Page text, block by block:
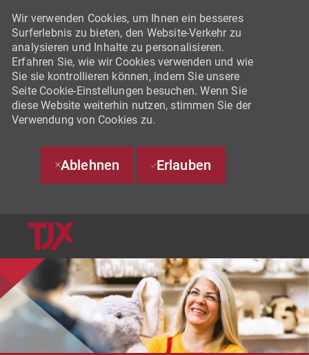
Wir verwenden Cookies, um Ihnen ein besseres
Surferlebnis zu bieten, den Website-Verkehr zu
analysieren und Inhalte zu personalisieren.
Erfahren Sie, wie wir Cookies verwenden und wie
Sie sie kontrollieren können, indem Sie unsere
Seite Cookie-Einstellungen besuchen. Wenn Sie
diese Website weiterhin nutzen, stimmen Sie der
Verwendung von Cookies zu.
Ablehnen Erlauben